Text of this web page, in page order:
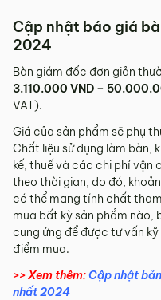
Cập nhật báo giá
2024
Bàn giám đốc đơn giản
3.110.000 VND –
VAT).
Giá của sản phẩm sẽ phụ
Chất liệu sử dụng làm
kế, thuế và các chi phí vận
theo thời gian, do đó,
có thể mang tính chất
mua bất kỳ sản phẩm nào,
cung ứng để được tư vấn
điểm mua.
>> Xem thêm:Cập nhật
nhất 2024